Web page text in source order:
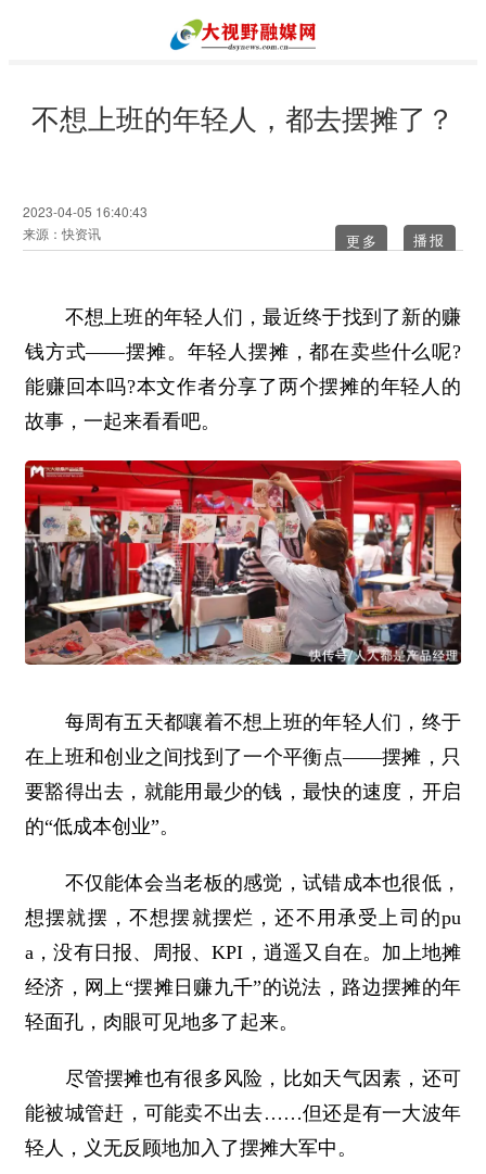
不想上班的年轻人，都去摆摊了？
2023-04-05 16:40:43
来源：快资讯
更多
不想上班的年轻人们，最近终于找到了新的赚
钱方式——摆摊。年轻人摆摊，都在卖些什么呢?
能赚回本吗?本文作者分享了两个摆摊的年轻人的
故事，一起来看看吧。
每周有五天都嚷着不想上班的年轻人们，终于
在上班和创业之间找到了一个平衡点——摆摊，只
要豁得出去，就能用最少的钱，最快的速度，开启
的“低成本创业”。
不仅能体会当老板的感觉，试错成本也很低，
想摆就摆，不想摆就摆烂，还不用承受上司的pu
a，没有日报、周报、KPI，逍遥又自在。加上地摊
经济，网上“摆摊日赚九千”的说法，路边摆摊的年
轻面孔，肉眼可见地多了起来。
尽管摆摊也有很多风险，比如天气因素，还可
能被城管赶，可能卖不出去……但还是有一大波年
轻人，义无反顾地加入了摆摊大军中。